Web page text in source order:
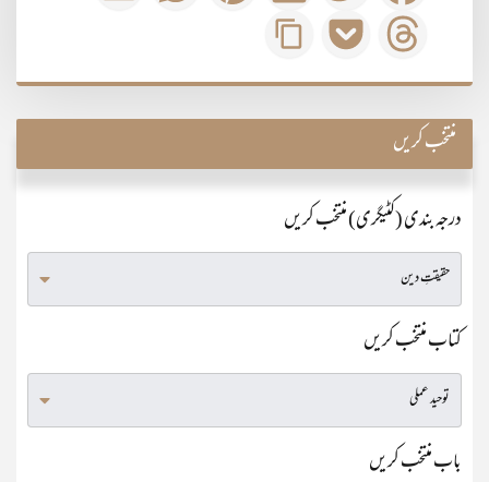
منتخب کریں
درجہ بندی (کٹیگری) منتخب کریں
کتاب منتخب کریں
باب منتخب کریں